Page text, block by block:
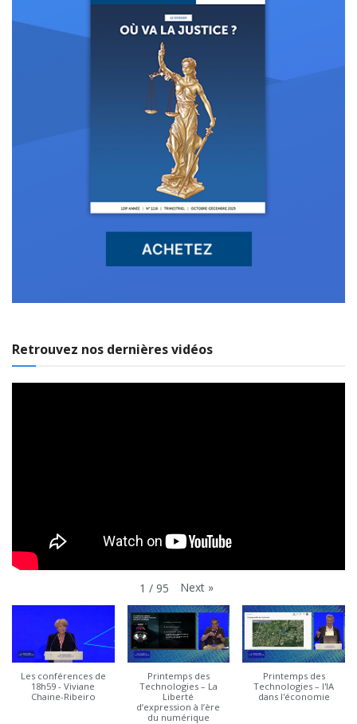
Retrouvez nos dernières vidéos
1 / 95 Next »
Les conférences de
18h59 - Viviane
Chaine-Ribeiro
Printemps des
Technologies – La
Liberté
d’expression à l’ère
du numérique
Printemps des
Technologies – l'IA
dans l'économie